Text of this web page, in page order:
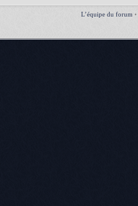
L’équipe du forum •